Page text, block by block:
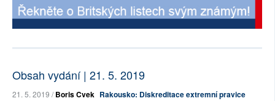
Obsah vydání | 21. 5. 2019
21. 5. 2019 /Boris Cvek Rakousko: Diskreditace extremní pravice